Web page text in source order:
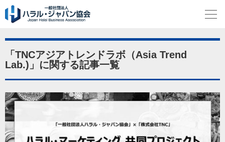
「TNCアジアトレンドラボ（Asia Trend
Lab.)」に関する記事一覧